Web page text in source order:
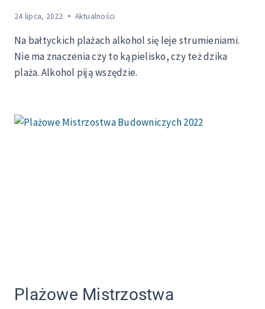
24 lipca, 2022 Aktualności
Na bałtyckich plażach alkohol się leje strumieniami.
Nie ma znaczenia czy to kąpielisko, czy też dzika
plaża. Alkohol piją wszędzie.
Plażowe Mistrzostwa